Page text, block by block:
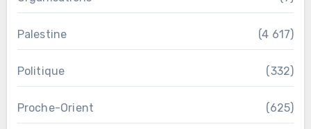
Palestine (4 617)
Politique (332)
Proche-Orient (625)